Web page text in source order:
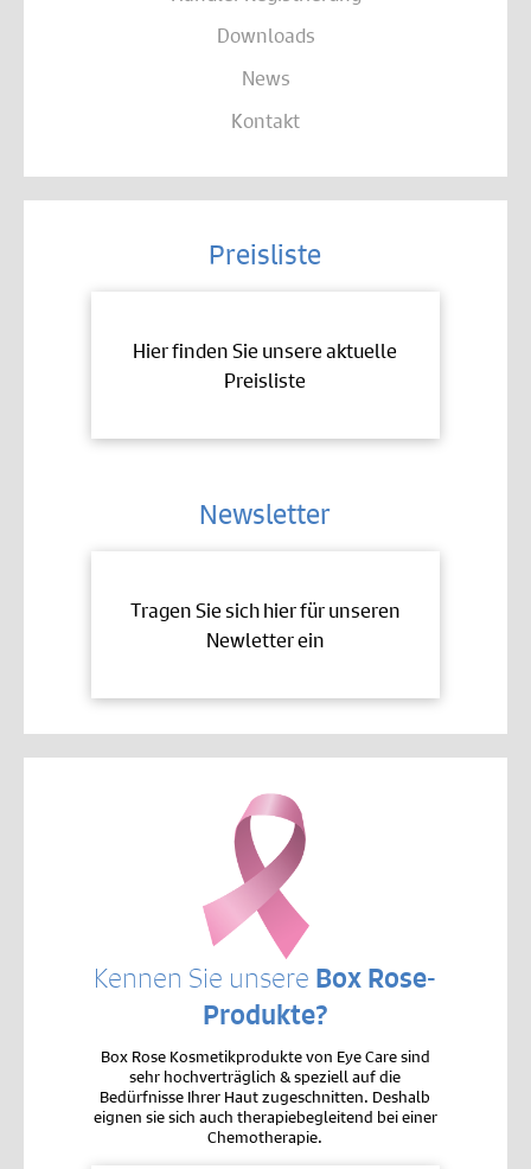
Downloads
News
Kontakt
Preisliste
Hier finden Sie unsere aktuelle
Preisliste
Newsletter
Tragen Sie sich hier für unseren
Newletter ein
Kennen Sie unsere Box Rose-
Produkte?
Box Rose Kosmetikprodukte von Eye Care sind
sehr hochverträglich & speziell auf die
Bedürfnisse Ihrer Haut zugeschnitten. Deshalb
eignen sie sich auch therapiebegleitend bei einer
Chemotherapie.